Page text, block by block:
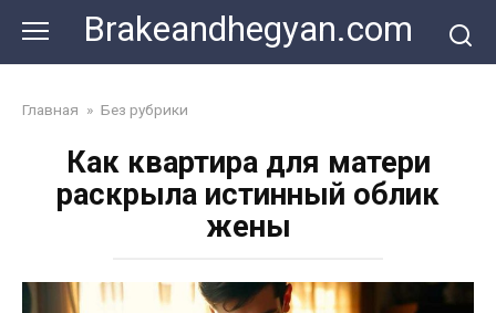
content
Brakeandhegyan.com
Главная » Без рубрики
Как квартира для матери
раскрыла истинный облик
жены